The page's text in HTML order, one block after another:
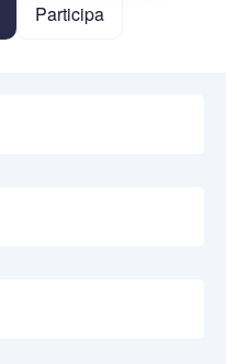
Participa